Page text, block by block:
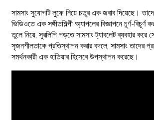
সামসাং সুযোগটি লুফে নিয়ে চতুর এক জবাব দিয়েছে।
ভিডিওতে এক সঙ্গীতশিল্পী অ্যাপলের বিজ্ঞাপনে চূর্ণ-বিচূর্ণ
তুলে নিয়ে, সুরলিপি পড়তে সামসাং ট্যাবলেট ব্যবহার করে
সৃজনশীলতাকে প্রতিস্থাপন করার বদলে, সামসাং তাদের
সমর্থনকারী এক হাতিয়ার হিসেবে উপস্থাপন করেছে।